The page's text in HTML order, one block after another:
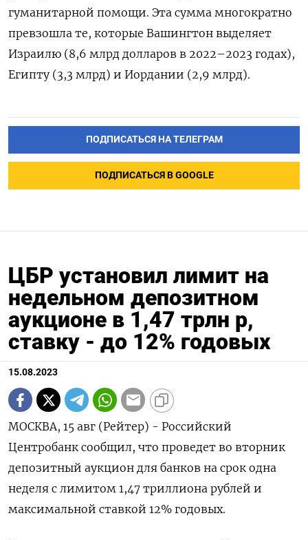
гуманитарной помощи. Эта сумма многократно
превзошла те, которые Вашингтон выделяет
Израилю (8,6 млрд долларов в 2022–2023 годах),
Египту (3,3 млрд) и Иордании (2,9 млрд).
ПОДПИСАТЬСЯ НА ТЕЛЕГРАМ
ПОДПИСАТЬСЯ В GOOGLE
ЦБР установил лимит на
недельном депозитном
аукционе в 1,47 трлн р,
ставку - до 12% годовых
15.08.2023
МОСКВА, 15 авг (Рейтер) - Российский
Центробанк сообщил, что проведет во вторник
депозитный аукцион для банков на срок одна
неделя с лимитом 1,47 триллиона рублей и
максимальной ставкой 12% годовых.